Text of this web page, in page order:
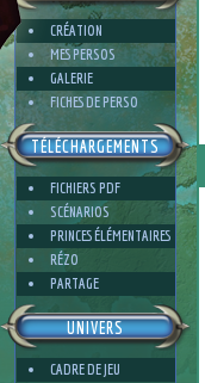
CRÉATION
MES PERSOS
GALERIE
FICHES DE PERSO
TÉLÉCHARGEMENTS
FICHIERS PDF
SCÉNARIOS
PRINCES ÉLÉMENTAIRES
RÉZO
PARTAGE
UNIVERS
CADRE DE JEU